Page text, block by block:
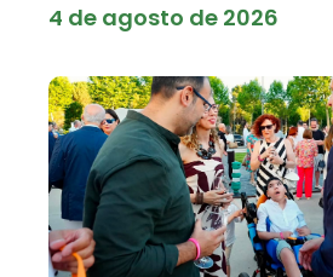
4 de agosto de 2026